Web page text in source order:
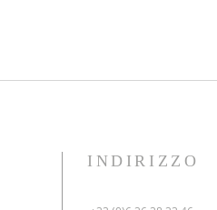
INDIRIZZO